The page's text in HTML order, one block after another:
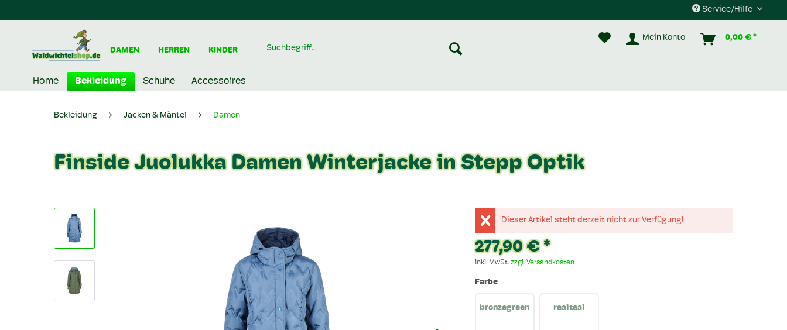
Service/Hilfe
DAMEN HERREN KINDER
Mein Konto 0,00 € *
Home Bekleidung Schuhe Accessoires
Bekleidung Jacken & Mäntel Damen
Finside Juolukka Damen Winterjacke in Stepp Optik
Dieser Artikel steht derzeit nicht zur Verfügung!
277,90 € *
inkl. MwSt.zzgl. Versandkosten
Farbe
bronzegreen realteal